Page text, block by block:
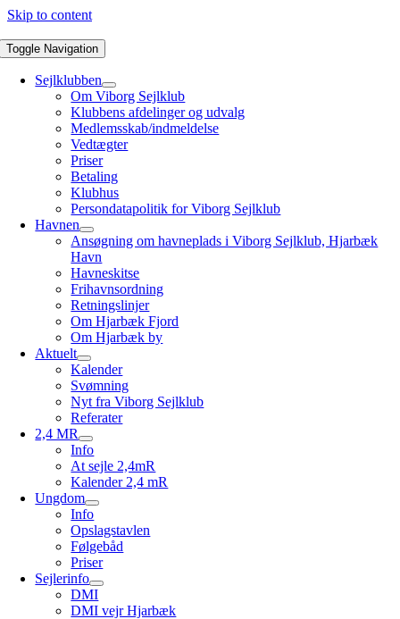
Skip to content
Toggle Navigation
Sejlklubben
Om Viborg Sejlklub
Klubbens afdelinger og udvalg
Medlemsskab/indmeldelse
Vedtægter
Priser
Betaling
Klubhus
Persondatapolitik for Viborg Sejlklub
Havnen
Ansøgning om havneplads i Viborg Sejlklub, Hjarbæk
Havn
Havneskitse
Frihavnsordning
Retningslinjer
Om Hjarbæk Fjord
Om Hjarbæk by
Aktuelt
Kalender
Svømning
Nyt fra Viborg Sejlklub
Referater
2,4 MR
Info
At sejle 2,4mR
Kalender 2,4 mR
Ungdom
Info
Opslagstavlen
Følgebåd
Priser
Sejlerinfo
DMI
DMI vejr Hjarbæk